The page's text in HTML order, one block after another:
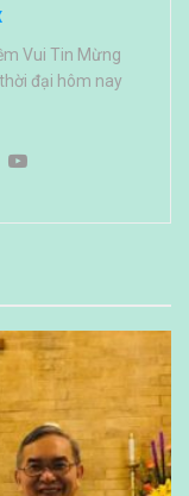
Vui Tin Mừng
đại hôm nay